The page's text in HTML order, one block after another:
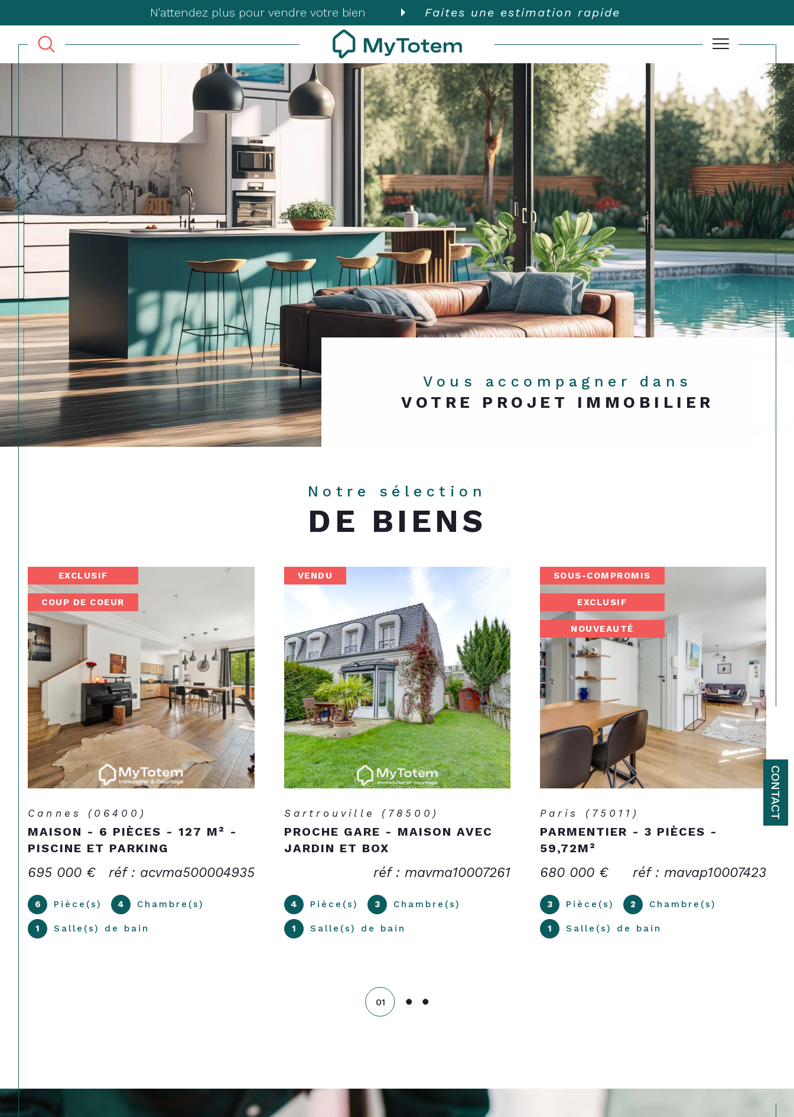
N'attendez plus pour vendre votre bien Faites une estimation rapide
CONTACT
du neuf
de l'immo pro
Louer
à l'année
en saisonnier
de l'immo pro
Estimer
BUDGET Filtrer
Voir les82annonces
Réinitialiser les filtres
Vous accompagner dans
VOTRE PROJET IMMOBILIER
Notre sélection
DE BIENS
EXCLUSIF
COUP DE COEUR
Cannes (06400)
MAISON - 6 PIÈCES - 127 M² -
PISCINE ET PARKING
695 000 € réf : acvma500004935
6 Pièce(s) 4 Chambre(s)
1 Salle(s) de bain
VENDU
Sartrouville (78500)
PROCHE GARE - MAISON AVEC
JARDIN ET BOX
réf : mavma10007261
4 Pièce(s) 3 Chambre(s)
1 Salle(s) de bain
SOUS-COMPROMIS
EXCLUSIF
NOUVEAUTÉ
Paris (75011)
PARMENTIER - 3 PIÈCES -
59,72M²
680 000 € réf : mavap10007423
3 Pièce(s) 2 Chambre(s)
1 Salle(s) de bain
01